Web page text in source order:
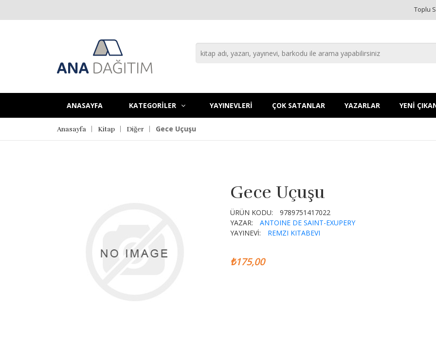
Toplu
ANASAYFA KATEGORİLER YAYINEVLERİ ÇOK SATANLAR YAZARLAR YENİ
Anasayfa Kitap Diğer Gece Uçuşu
Gece Uçuşu
ÜRÜN KODU:
9789751417022
YAZAR:
ANTOINE DE SAINT-EXUPERY
YAYINEVİ:
REMZI KITABEVI
₺175,00